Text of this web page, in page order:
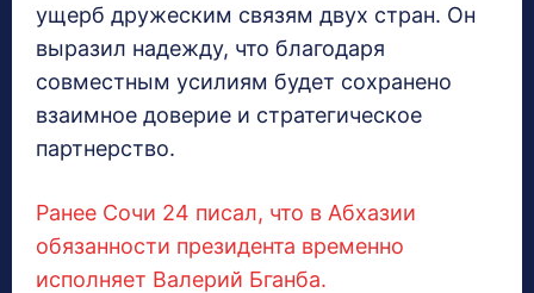
ущерб дружеским связям двух стран. Он
выразил надежду, что благодаря
совместным усилиям будет сохранено
взаимное доверие и стратегическое
партнерство.
Ранее Сочи 24 писал, что в Абхазии
обязанности президента временно
исполняет Валерий Бганба.